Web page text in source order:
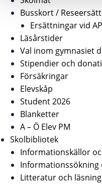
Busskort /
Ersättningar vid
Läsårstider
Val inom gymnasiet
Stipendier och
Försäkringar
Elevskåp
Student 2026
Blanketter
A – Ö Elev PM
Skolbibliotek
Informationskällor
Informationssökning
Litteratur och läsning